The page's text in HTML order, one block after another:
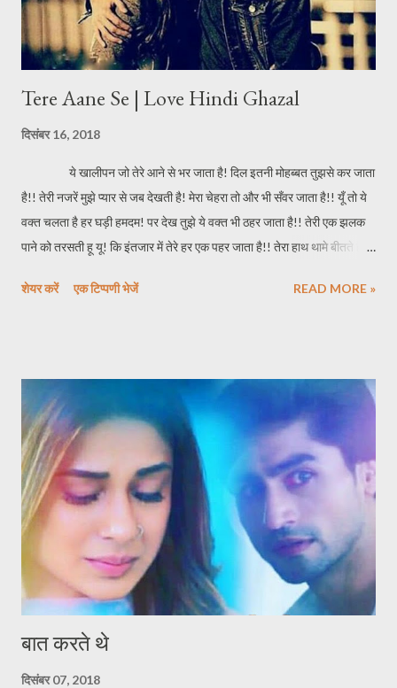
Tere Aane Se | Love Hindi Ghazal
दिसंबर 16, 2018
ये खालीपन जो तेरे आने से भर जाता है! दिल इतनी मोहब्बत तुझसे कर जाता
है!! तेरी नजरें मुझे प्यार से जब देखती है! मेरा चेहरा तो और भी सँवर जाता है!! यूँ तो ये
वक्त चलता है हर घड़ी हमदम! पर देख तुझे ये वक्त भी ठहर जाता है!! तेरी एक झलक
पाने को तरसती हू यू! कि इंतजार में तेरे हर एक पहर जाता है!! तेरा हाथ थामे बीतते है
शेयर करें
एक टिप्पणी भेजें READ MORE »
बात करते थे
दिसंबर 07, 2018